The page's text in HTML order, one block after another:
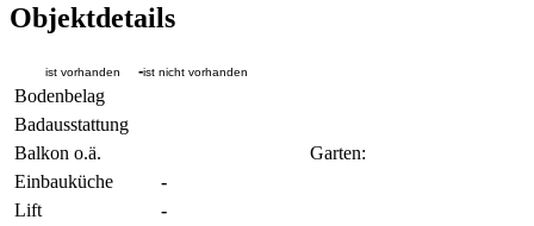
Objektdetails
ist vorhanden -ist nicht vorhanden
Bodenbelag
Badausstattung
Balkon o.ä.
Garten:
Einbauküche
-
Lift
-